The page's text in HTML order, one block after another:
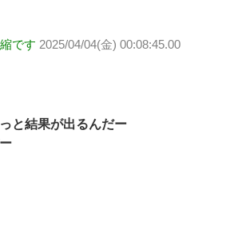
です 2025/04/04(金) 00:08:45.00
と結果が出るんだー